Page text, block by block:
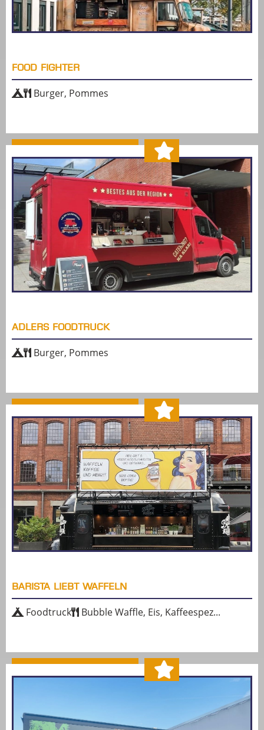
FOOD FIGHTER
Burger, Pommes
MEHR ERFAHREN
ADLERS FOODTRUCK
Burger, Pommes
MEHR ERFAHREN
BARISTA LIEBT WAFFELN
Foodtruck Bubble Waffle, Eis, Kaffeespez...
MEHR ERFAHREN